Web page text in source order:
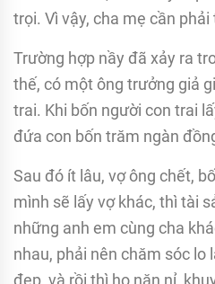
trọi. Vì vậy, cha mẹ cần
Trường hợp nầy đã xảy ra
thế, có một ông trưởng giả
trai. Khi bốn người con trai
đứa con bốn trăm ngàn
Sau đó ít lâu, vợ ông chết,
mình sẽ lấy vợ khác, thì tài
những anh em cùng cha
nhau, phải nên chăm sóc lo
đẹp, và rồi thì họ năn nỉ,